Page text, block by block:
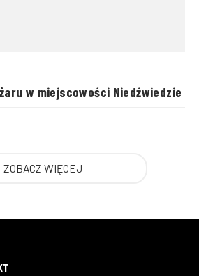
w miejscowości Niedźwiedzie
ZOBACZ WIĘCEJ